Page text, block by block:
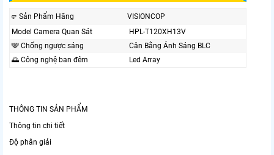
🤛 Sản Phẩm Hãng
VISIONCOP
Model Camera Quan Sát
HPL-T120XH13V
🕎 Chống ngược sáng
Cân Bằng Ánh Sáng BLC
🌅 Công nghệ ban đêm
Led Array
THÔNG TIN SẢN PHẨM
Thông tin chi tiết
Độ phân giải